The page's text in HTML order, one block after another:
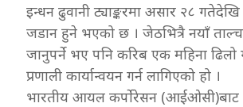
इन्धन ढुवानी ट्याङ्करमा असार २८
जडान हुने भएको छ । जेठभित्रै नयाँ ताल्चा
जानुपर्ने भए पनि करिब एक महिना ढिलो
प्रणाली कार्यान्वयन गर्न लागिएको हो ।
भारतीय आयल कर्पोरेसन